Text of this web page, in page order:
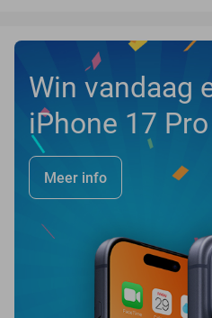
Win vandaag
iPhone 17 Pro
Meer info